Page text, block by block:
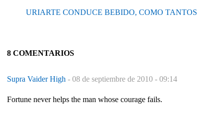
URIARTE CONDUCE BEBIDO, COMO TANTOS
8 COMENTARIOS
Supra Vaider High - 08 de septiembre de 2010 - 09:14
Fortune never helps the man whose courage fails.